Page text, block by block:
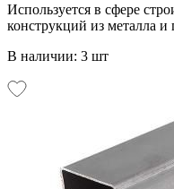
Используется в сфере
конструкций из металла и
В наличии: 3 шт